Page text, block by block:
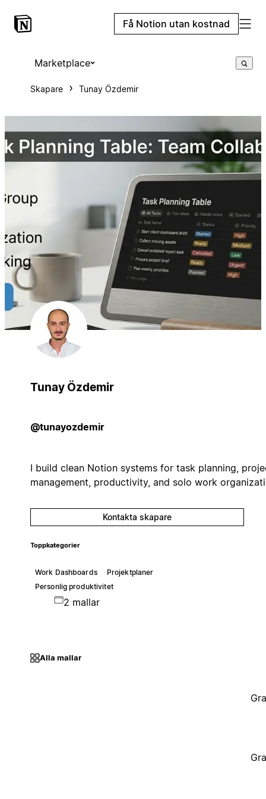
Få Notion utan kostnad
Marketplace
Skapare Tunay Özdemir
Tunay Özdemir
@tunayozdemir
I build clean Notion systems for task planning,
management, productivity, and solo work
Kontakta skapare
Toppkategorier
Work Dashboards
Projektplaner
Personlig produktivitet
2 mallar
Alla mallar